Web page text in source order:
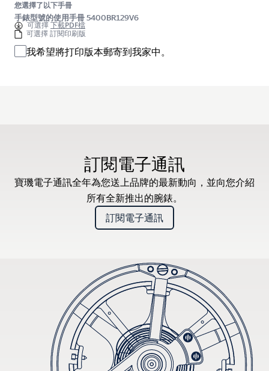
您選擇了以下手冊
手錶型號的使用手冊 5400BR129V6
可選擇下載PDF檔
可選擇 訂閱印刷版
我希望將打印版本郵寄到我家中。
訂閱電子通訊
寶璣電子通訊全年為您送上品牌的最新動向，並向您介紹
所有全新推出的腕錶。
訂閱電子通訊